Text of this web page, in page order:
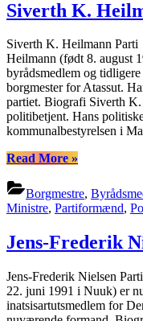
Siverth K.
Siverth K. Heilmann
Heilmann (født 8. august
byrådsmedlem og
borgmester for Atassut.
partiet. Biografi Siverth
politibetjent. Hans
kommunalbestyrelsen i
Read More“Siverth
Heilmann”
»
Borgmestre,
Ministre, Partiformænd,
Jens-Frederik
Jens-Frederik Nielsen
22. juni 1991 i Nuuk) er
inatsisartutsmedlem for